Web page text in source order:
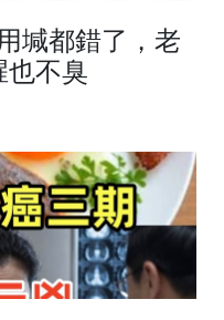
堿都錯了，老
也不臭